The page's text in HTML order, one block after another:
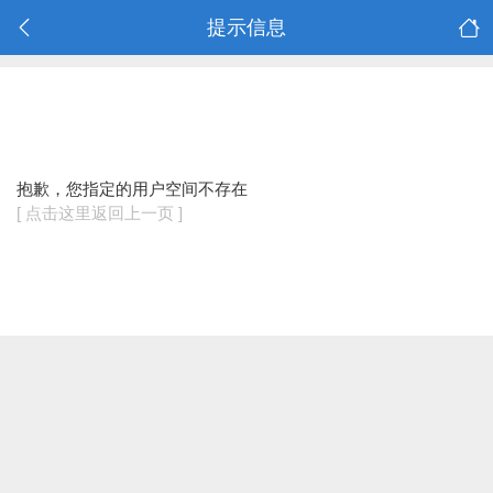
提示信息
抱歉，您指定的用户空间不存在
[ 点击这里返回上一页 ]